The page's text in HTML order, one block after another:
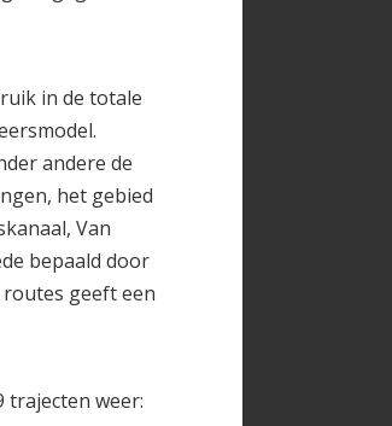
in de totale
andere de
het gebied
Van
bepaald door
geeft een
trajecten weer: